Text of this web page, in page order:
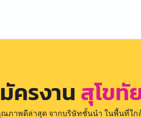
ครงานสุโขทั
ณภาพดีล่าสุด จากบริษัทชั้นนำ ในพื้นที่ใ